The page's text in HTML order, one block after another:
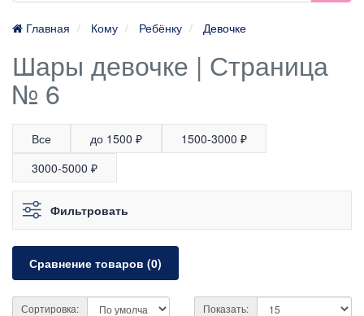
Главная Кому Ребёнку Девочке
Шары девочке | Страница
№ 6
Все до 1500 ₽
1500-3000 ₽
3000-5000 ₽
Фильтровать
Сравнение товаров (0)
Сортировка: Показать: